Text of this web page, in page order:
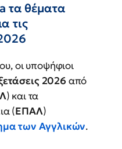
τα θέματα
τις
οι υποψήφιοι
2026 από
) και τα
(ΕΠΑΛ)
των Αγγλικών.